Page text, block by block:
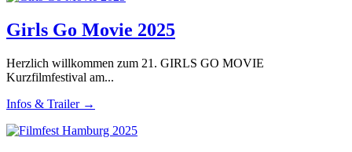
Girls Go Movie 2025
Herzlich willkommen zum 21. GIRLS GO MOVIE
Kurzfilmfestival am...
Infos & Trailer →